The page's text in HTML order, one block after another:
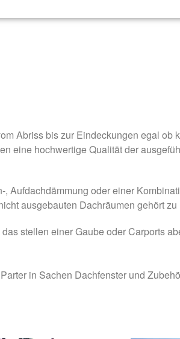
Abriss bis zur Eindeckungen egal
eine hochwertige Qualität der
Aufdachdämmung oder einer
ausgebauten Dachräumen gehört
stellen einer Gaube oder Carports
in Sachen Dachfenster und